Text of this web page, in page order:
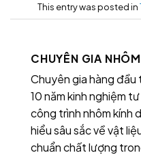
This entry was posted in
CHUYÊN GIA
Chuyên gia hàng đầu
10 năm kinh nghiệm
công trình nhôm kính
hiểu sâu sắc về vật
chuẩn chất lượng